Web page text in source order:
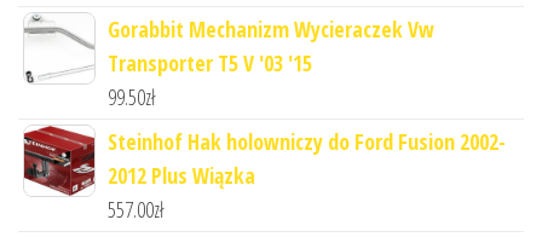
Gorabbit Mechanizm Wycieraczek Vw
Transporter T5 V '03 '15
99.50zł
Steinhof Hak holowniczy do Ford Fusion 2002-
2012 Plus Wiązka
557.00zł